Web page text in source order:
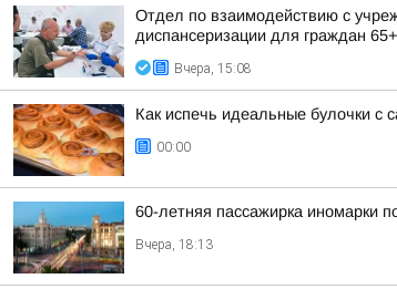
Отдел по взаимодействию с
диспансеризации для граждан 65+
Вчера, 15:08
Как испечь идеальные булочки с
00:00
60-летняя пассажирка иномарки
Вчера, 18:13